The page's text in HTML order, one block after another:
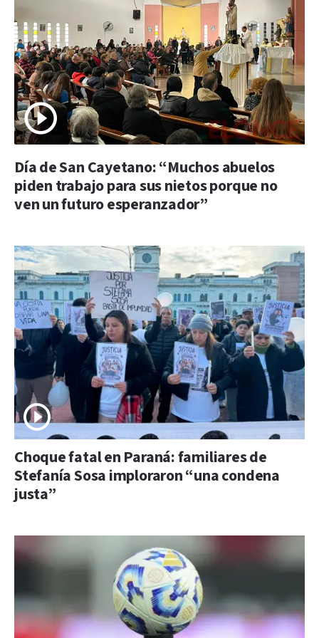
Día de San Cayetano: “Muchos abuelos
piden trabajo para sus nietos porque no
ven un futuro esperanzador”
Choque fatal en Paraná: familiares de
Stefanía Sosa imploraron “una condena
justa”